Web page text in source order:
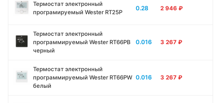
Термостат электронный
програмируемый Wester RT25P
0.28 2 946 ₽
Термостат электронный
программируемый Wester RT66PB
черный
0.016 3 267 ₽
Термостат электронный
программируемый Wester RT66PW
белый
0.016 3 267 ₽